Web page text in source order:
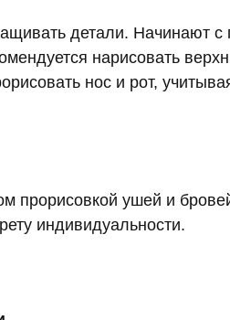
детали. Начинают
нарисовать
нос и рот,
прорисовкой ушей и
индивидуальности.